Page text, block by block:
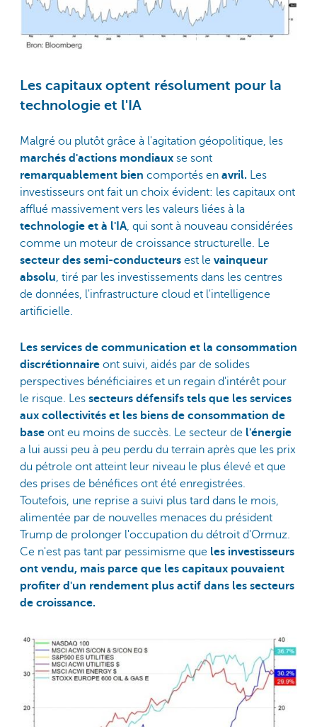
Les capitaux optent résolument pour la
technologie et l'IA
Malgré ou plutôt grâce à l'agitation géopolitique, les
marchés d'actions mondiaux se sont
remarquablement bien comportés en avril. Les
investisseurs ont fait un choix évident: les capitaux ont
afflué massivement vers les valeurs liées à la
technologie et à l'IA, qui sont à nouveau considérées
comme un moteur de croissance structurelle. Le
secteur des semi-conducteurs est le vainqueur
absolu, tiré par les investissements dans les centres
de données, l'infrastructure cloud et l'intelligence
artificielle.
Les services de communication et la consommation
discrétionnaire ont suivi, aidés par de solides
perspectives bénéficiaires et un regain d'intérêt pour
le risque. Les secteurs défensifs tels que les services
aux collectivités et les biens de consommation de
base ont eu moins de succès. Le secteur de l'énergie
a lui aussi peu à peu perdu du terrain après que les prix
du pétrole ont atteint leur niveau le plus élevé et que
des prises de bénéfices ont été enregistrées.
Toutefois, une reprise a suivi plus tard dans le mois,
alimentée par de nouvelles menaces du président
Trump de prolonger l'occupation du détroit d'Ormuz.
Ce n'est pas tant par pessimisme que les investisseurs
ont vendu, mais parce que les capitaux pouvaient
profiter d'un rendement plus actif dans les secteurs
de croissance.